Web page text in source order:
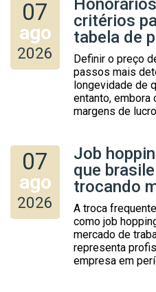
07
ago
2026
critérios
tabela de
Definir o preço
passos mais
longevidade de
entanto, embora
margens de
07
ago
2026
Job
que
trocando
A troca
como job
mercado de
representa
empresa em